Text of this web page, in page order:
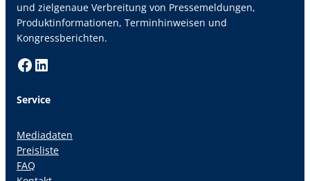
und zielgenaue Verbreitung von Pressemeldungen,
Produktinformationen, Terminhinweisen und
Kongressberichten.
Facebook LinkedIn
Service
Mediadaten
Preisliste
FAQ